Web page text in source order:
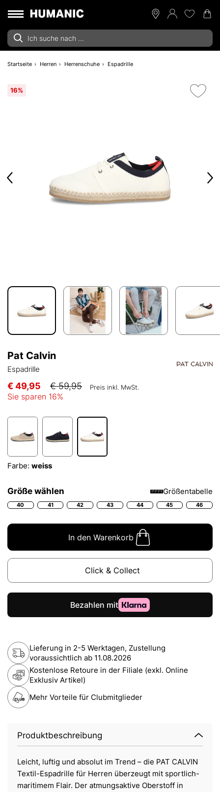
Startseite Herren Herrenschuhe Espadrille
16%
Pat Calvin
Espadrille
€ 49,95 € 59,95 Preis inkl. MwSt.
Sie sparen 16%
Farbe: weiss
Größe wählen Größentabelle
40 41 42 43 44 45 46
In den Warenkorb
Click & Collect
Lieferung in 2-5 Werktagen, Zustellung
voraussichtlich ab 11.08.2026
Kostenlose Retoure in der Filiale (exkl. Online
Exklusiv Artikel)
Mehr Vorteile für Clubmitglieder
Produktbeschreibung
Leicht, luftig und absolut im Trend – die PAT CALVIN
Textil-Espadrille für Herren überzeugt mit sportlich-
maritimem Flair. Der atmungsaktive Oberstoff in